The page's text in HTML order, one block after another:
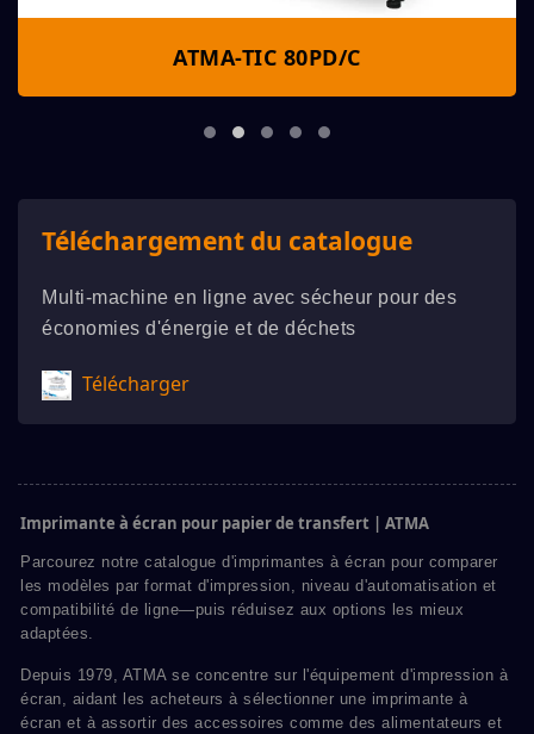
ATMA-TIC 80PD/C
Téléchargement du catalogue
Multi-machine en ligne avec sécheur pour des
économies d'énergie et de déchets
Télécharger
Imprimante à écran pour papier de transfert | ATMA
Parcourez notre catalogue d'imprimantes à écran pour comparer
les modèles par format d'impression, niveau d'automatisation et
compatibilité de ligne—puis réduisez aux options les mieux
adaptées.
Depuis 1979, ATMA se concentre sur l'équipement d'impression à
écran, aidant les acheteurs à sélectionner une imprimante à
écran et à assortir des accessoires comme des alimentateurs et